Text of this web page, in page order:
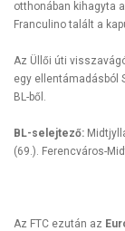
otthonában kihagyta
Franculino talált a
Az Üllői úti
egy ellentámadásból
BL-ből.
BL-selejtező:
(69.). Ferencváros-
Az FTC ezután az